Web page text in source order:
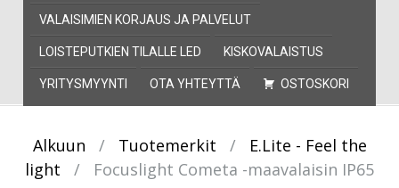
VALAISIMIEN KORJAUS JA PALVELUT
LOISTEPUTKIEN TILALLE LED KISKOVALAISTUS
YRITYSMYYNTI OTA YHTEYTTÄ OSTOSKORI
Alkuun / Tuotemerkit /
E.Lite - Feel the
light
/ Focuslight Cometa -maavalaisin IP65